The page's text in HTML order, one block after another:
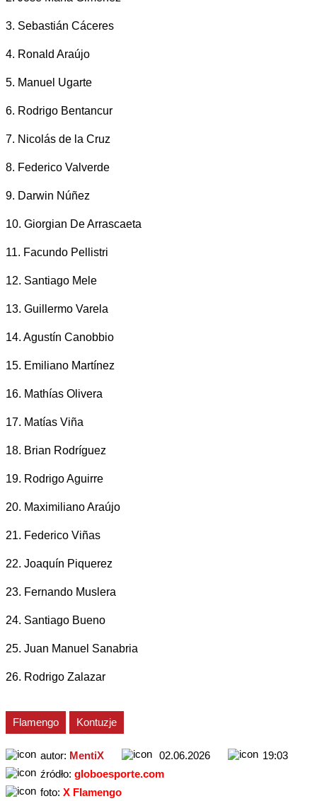
3. Sebastián Cáceres
4. Ronald Araújo
5. Manuel Ugarte
6. Rodrigo Bentancur
7. Nicolás de la Cruz
8. Federico Valverde
9. Darwin Núñez
10. Giorgian De Arrascaeta
11. Facundo Pellistri
12. Santiago Mele
13. Guillermo Varela
14. Agustín Canobbio
15. Emiliano Martínez
16. Mathías Olivera
17. Matías Viña
18. Brian Rodríguez
19. Rodrigo Aguirre
20. Maximiliano Araújo
21. Federico Viñas
22. Joaquín Piquerez
23. Fernando Muslera
24. Santiago Bueno
25. Juan Manuel Sanabria
26. Rodrigo Zalazar
Flamengo Kontuzje
autor: MentiX 02.06.2026
19:03
źródło: globoesporte.com
foto: X Flamengo